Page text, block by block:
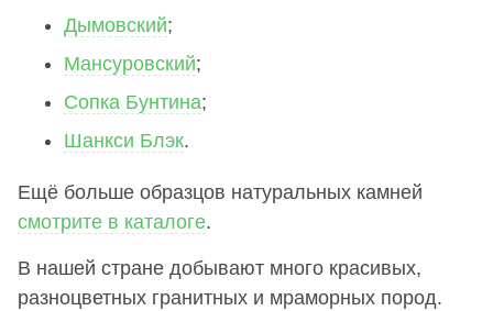
Дымовский;
Мансуровский;
Сопка Бунтина;
Шанкси Блэк.
Ещё больше образцов натуральных камней
смотрите в каталоге.
В нашей стране добывают много красивых,
разноцветных гранитных и мраморных пород.